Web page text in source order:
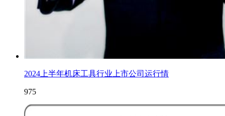
2024上半年机床工具行业上市公司运行情
975